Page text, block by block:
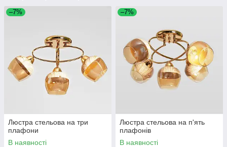
–7%
Люстра стельова на три
плафони
В наявності
–7%
Люстра стельова на п'ять
плафонів
В наявності